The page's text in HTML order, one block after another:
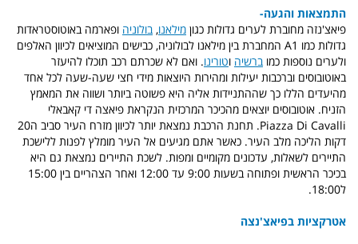
התמצאות והגעה-
פיאצ'נזה מחוברת לערים גדולות כגון מילאנו, בולוניה ופארמה באוטוסטראדות
גדולות כמו A1 המחברת בין מילאנו לבולוניה, כבישים המוציאים לכיוון האלפים
ולערים נוספות כמו ברשיה וטורינו. ואם לא שכרתם רכב תוכלו להיעזר
באוטובוסים וברכבות יעילות ומהירות היוצאות מידי חצי שעה-שעה לכל אחד
מהיעדים הללו כך שההתניידות אליה היא פשוטה ביותר ושווה את המאמץ
הזניח. אוטובוסים יוצאים מהכיכר המרכזית הנקראת פיאצה די קאבאלי
Piazza Di Cavalli. תחנת הרכבת נמצאת יותר לכיוון מזרח העיר סביב ה20
דקות הליכה מלב העיר. כאשר אתם מגיעים אל העיר מומלץ לפנות ללישכת
התיירים לשאלות, עדכונים מקומיים ומפות. לשכת התיירים נמצאת גם היא
בכיכר הראשית ופתוחה בשעות 9:00 עד 12:00 ואחר הצהריים בין 15:00
ל18:00.
אטרקציות בפיאצ'נצה